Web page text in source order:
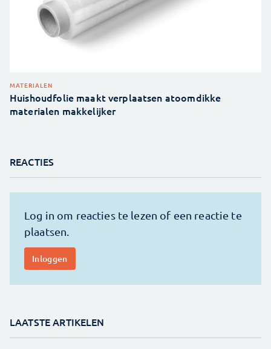
MATERIALEN
Huishoudfolie maakt verplaatsen atoomdikke
materialen makkelijker
REACTIES
LAATSTE ARTIKELEN